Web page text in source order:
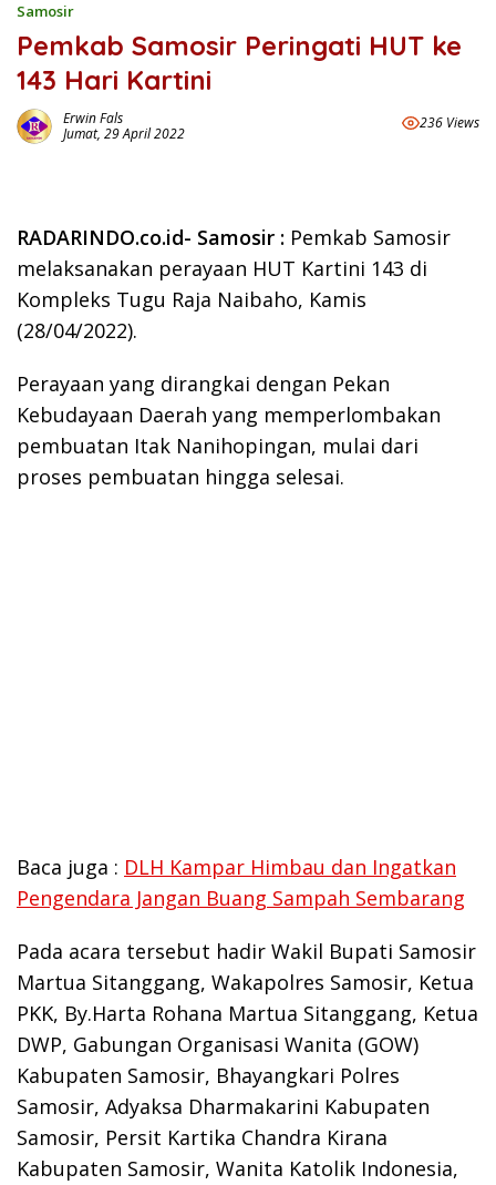
Samosir
Pemkab Samosir Peringati HUT ke
143 Hari Kartini
Erwin Fals
Jumat, 29 April 2022
236 Views
RADARINDO.co.id- Samosir : Pemkab Samosir
melaksanakan perayaan HUT Kartini 143 di
Kompleks Tugu Raja Naibaho, Kamis
(28/04/2022).
Perayaan yang dirangkai dengan Pekan
Kebudayaan Daerah yang memperlombakan
pembuatan Itak Nanihopingan, mulai dari
proses pembuatan hingga selesai.
Baca juga : DLH Kampar Himbau dan Ingatkan
Pengendara Jangan Buang Sampah Sembarang
Pada acara tersebut hadir Wakil Bupati Samosir
Martua Sitanggang, Wakapolres Samosir, Ketua
PKK, By.Harta Rohana Martua Sitanggang, Ketua
DWP, Gabungan Organisasi Wanita (GOW)
Kabupaten Samosir, Bhayangkari Polres
Samosir, Adyaksa Dharmakarini Kabupaten
Samosir, Persit Kartika Chandra Kirana
Kabupaten Samosir, Wanita Katolik Indonesia,